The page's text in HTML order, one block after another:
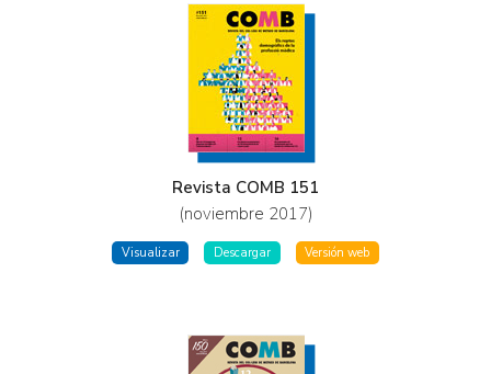
Revista COMB 151
(noviembre 2017)
Visualizar Descargar Versión web